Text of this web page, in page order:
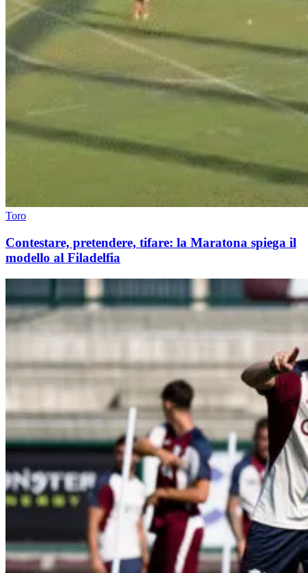
Toro
Contestare, pretendere, tifare: la Maratona spiega il
modello al Filadelfia